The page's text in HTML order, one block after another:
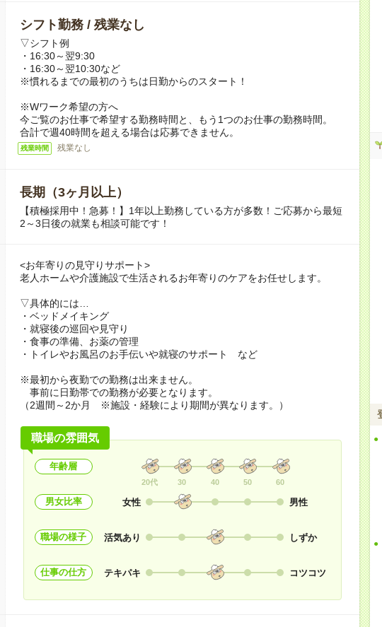
シフト勤務 / 残業なし
▽シフト例
・16:30～翌9:30
・16:30～翌10:30など
※慣れるまでの最初のうちは日勤からのスタート！
※Wワーク希望の方へ
今ご覧のお仕事で希望する勤務時間と、もう1つのお仕事の勤務時間。
合計で週40時間を超える場合は応募できません。
残業時間 残業なし
長期（3ヶ月以上）
【積極採用中！急募！】1年以上勤務している方が多数！ご応募から最短
2～3日後の就業も相談可能です！
<お年寄りの見守りサポート>
老人ホームや介護施設で生活されるお年寄りのケアをお任せします。
▽具体的には…
・ベッドメイキング
・就寝後の巡回や見守り
・食事の準備、お薬の管理
・トイレやお風呂のお手伝いや就寝のサポート など
※最初から夜勤での勤務は出来ません。
事前に日勤帯での勤務が必要となります。
（2週間～2か月 ※施設・経験により期間が異なります。）
職場の雰囲気
年齢層
20代 30 40 50 60
男女比率 女性 男性
職場の様子 活気あり しずか
仕事の仕方 テキパキ コツコツ